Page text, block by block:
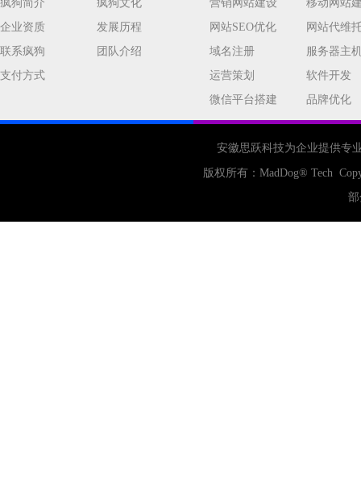
疯狗简介
疯狗文化
企业资质
发展历程
联系疯狗
团队介绍
支付方式
营销网站建设
移动网站
网站SEO优化
网站代维
域名注册
服务器主
运营策划
软件开发
微信平台搭建
品牌优化
安徽思跃科技为企业提供专
版权所有： MadDog® Tech